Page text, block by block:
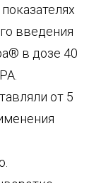
введения
в дозе 40
от 5